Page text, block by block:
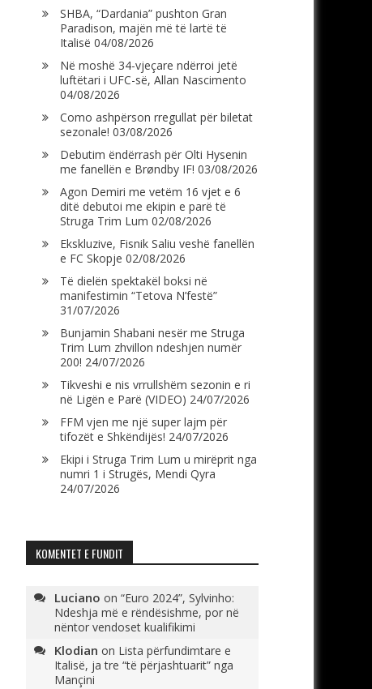
SHBA, “Dardania” pushton Gran
Paradison, majën më të lartë të
Italisë 04/08/2026
Në moshë 34-vjeçare ndërroi jetë
luftëtari i UFC-së, Allan Nascimento
04/08/2026
Como ashpërson rregullat për biletat
sezonale! 03/08/2026
Debutim ëndërrash për Olti Hysenin
me fanellën e Brøndby IF! 03/08/2026
Agon Demiri me vetëm 16 vjet e 6
ditë debutoi me ekipin e parë të
Struga Trim Lum 02/08/2026
Ekskluzive, Fisnik Saliu veshë fanellën
e FC Skopje 02/08/2026
Të dielën spektakël boksi në
manifestimin “Tetova N’festë”
31/07/2026
Bunjamin Shabani nesër me Struga
Trim Lum zhvillon ndeshjen numër
200! 24/07/2026
Tikveshi e nis vrrullshëm sezonin e ri
në Ligën e Parë (VIDEO) 24/07/2026
FFM vjen me një super lajm për
tifozët e Shkëndijës! 24/07/2026
Ekipi i Struga Trim Lum u mirëprit nga
numri 1 i Strugës, Mendi Qyra
24/07/2026
KOMENTET E FUNDIT
Luciano on “Euro 2024”, Sylvinho:
Ndeshja më e rëndësishme, por në
nëntor vendoset kualifikimi
Klodian on Lista përfundimtare e
Italisë, ja tre “të përjashtuarit” nga
Mançini